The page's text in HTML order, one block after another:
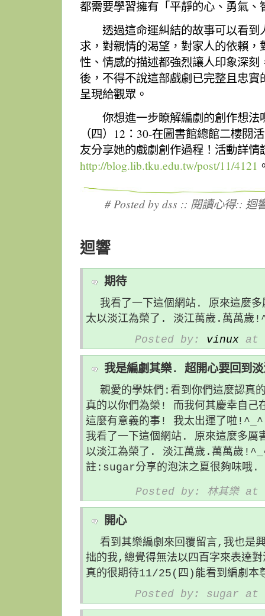
都需要學習擁有「平靜的心、勇氣、
透過這命運糾結的故事可以看到
求，對親情的渴望，對家人的依賴
性、情感的描述都強烈讓人印象深刻
後，不得不說這部戲劇已完整且忠實
呈現給觀眾。
你想進一步瞭解編劇的創作想法
（四）12：30-在圖書館總館二樓閱
友分享她的戲劇創作過程！活動詳情
http://blog.lib.tku.edu.tw/post/11/4121
# Posted by dss :: 閱讀心得:: 迴
迴響
期待
我看了一下這個網站. 原來這麼
太以淡江為榮了. 淡江萬歲.萬萬歲
Posted by: vinux at
我是編劇其樂. 超開心要回到
親愛的學妹們:看到你們這麼認真
真的以你們為榮! 而我何其慶幸自己
這麼有意義的事! 我太出運了啦!^_^
我看了一下這個網站. 原來這麼多厲
以淡江為榮了. 淡江萬歲.萬萬歲
註:sugar分享的泡沫之夏很夠味哦
Posted by: 林其樂
開心
看到其樂編劇來回覆留言,我也是
拙的我,總覺得無法以四百字來表達
真的很期待11/25(四)能看到編劇本
Posted by: sugar at